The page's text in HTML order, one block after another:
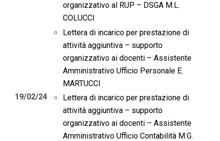
19/02/24
organizzativo al RUP – DSGA M.L.
COLUCCI
Lettera di incarico per prestazione di
attività aggiuntiva – supporto
organizzativo ai docenti – Assistente
Amministrativo Ufficio Personale E.
MARTUCCI
Lettera di incarico per prestazione di
attività aggiuntiva – supporto
organizzativo ai docenti – Assistente
Amministrativo Ufficio Contabilità M.G.